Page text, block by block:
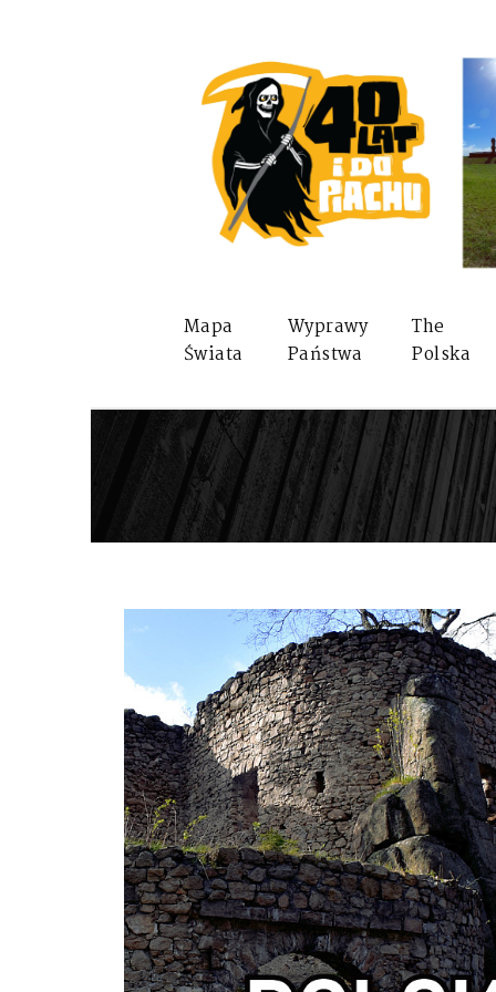
Mapa
Świata
Wyprawy
Państwa
The
Polska